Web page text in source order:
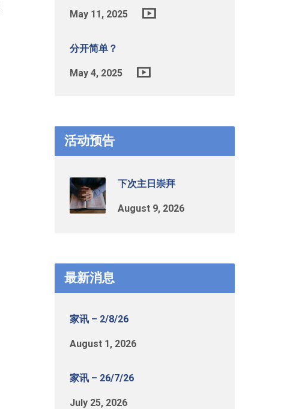
May 11, 2025
分开简单？
May 4, 2025
活动预告
下次主日崇拜
August 9, 2026
最新消息
家讯 – 2/8/26
August 1, 2026
家讯 – 26/7/26
July 25, 2026